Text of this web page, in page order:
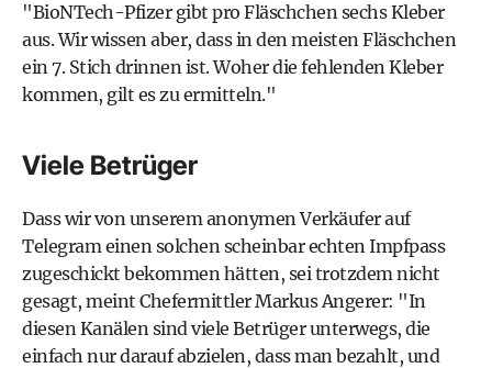
"BioNTech-Pfizer gibt pro Fläschchen sechs Kleber
aus. Wir wissen aber, dass in den meisten Fläschchen
ein 7. Stich drinnen ist. Woher die fehlenden Kleber
kommen, gilt es zu ermitteln."
Viele Betrüger
Dass wir von unserem anonymen Verkäufer auf
Telegram einen solchen scheinbar echten Impfpass
zugeschickt bekommen hätten, sei trotzdem nicht
gesagt, meint Chefermittler Markus Angerer: "In
diesen Kanälen sind viele Betrüger unterwegs, die
einfach nur darauf abzielen, dass man bezahlt, und